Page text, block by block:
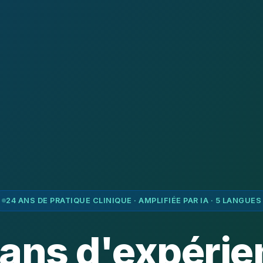
24 ANS DE PRATIQUE CLINIQUE · AMPLIFIÉE PAR IA · 5 LANGUES